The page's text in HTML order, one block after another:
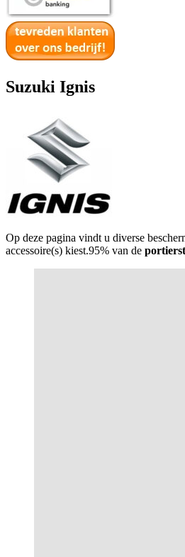
Suzuki Ignis
Op deze pagina vindt u diverse
accessoire(s) kiest.95% van de